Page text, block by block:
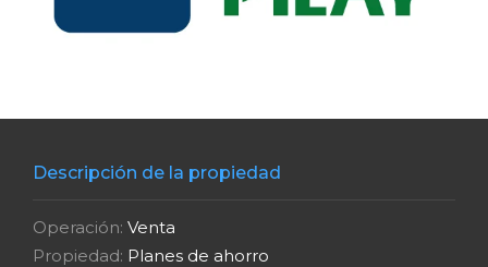
Descripción de la propiedad
Operación: Venta
Propiedad: Planes de ahorro